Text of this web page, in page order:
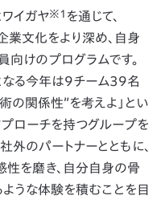
イガヤ※1 を通じて、
文化をより深め、自身
けのプログラムです。
る今年は9チーム39名
の関係性”を考えよ」とい
プローチを持つグループを
外のパートナーとともに、
性を磨き、自分自身の骨
うな体験を積むことを目